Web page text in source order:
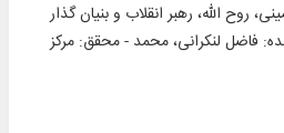
روح الله، رهبر انقلاب و بنیان گذار
فاضل لنکرانی، محمد - محقق: مرکز